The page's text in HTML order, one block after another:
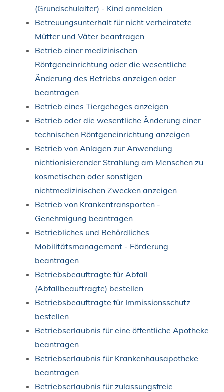
(Grundschulalter) - Kind anmelden
Betreuungsunterhalt für nicht verheiratete
Mütter und Väter beantragen
Betrieb einer medizinischen
Röntgeneinrichtung oder die wesentliche
Änderung des Betriebs anzeigen oder
beantragen
Betrieb eines Tiergeheges anzeigen
Betrieb oder die wesentliche Änderung einer
technischen Röntgeneinrichtung anzeigen
Betrieb von Anlagen zur Anwendung
nichtionisierender Strahlung am Menschen zu
kosmetischen oder sonstigen
nichtmedizinischen Zwecken anzeigen
Betrieb von Krankentransporten -
Genehmigung beantragen
Betriebliches und Behördliches
Mobilitätsmanagement - Förderung
beantragen
Betriebsbeauftragte für Abfall
(Abfallbeauftragte) bestellen
Betriebsbeauftragte für Immissionsschutz
bestellen
Betriebserlaubnis für eine öffentliche Apotheke
beantragen
Betriebserlaubnis für Krankenhausapotheke
beantragen
Betriebserlaubnis für zulassungsfreie